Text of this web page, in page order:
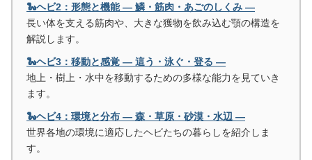
🐍ヘビ2：形態と機能 ― 鱗・筋肉・あごのしくみ ―
長い体を支える筋肉や、大きな獲物を飲み込む顎の構造を
解説します。
🐍ヘビ3：移動と感覚 ― 這う・泳ぐ・登る ―
地上・樹上・水中を移動するための多様な能力を見ていき
ます。
🐍ヘビ4：環境と分布 ― 森・草原・砂漠・水辺 ―
世界各地の環境に適応したヘビたちの暮らしを紹介しま
す。